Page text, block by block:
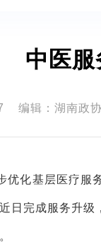
中医
编辑：湖南政
优化基层医疗服
日完成服务升